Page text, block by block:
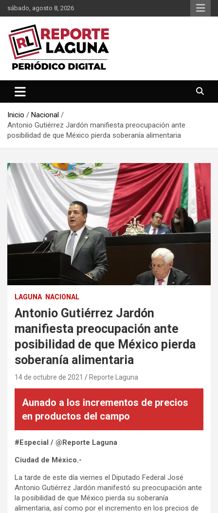
Saltar
al
contenido
sábado, agosto 8, 2026
Reporte Laguna
Inicio
Nacional
Antonio Gutiérrez Jardón manifiesta preocupación ante
posibilidad de que México pierda soberanía alimentaria
LAGUNA NACIONAL
Antonio Gutiérrez Jardón
manifiesta preocupación ante
posibilidad de que México pierda
soberanía alimentaria
14 de octubre de 2021 Reporte Laguna
Aunado a los incrementos de precios
en productos del campo
#Especial / @Reporte Laguna
Ciudad de México.-
La tarde de este día viernes el Diputado Federal José
Antonio Gutiérrez Jardón manifestó su preocupación ante
la posibilidad de que México pierda su soberanía
alimentaria, así como por el incremento en los precios de